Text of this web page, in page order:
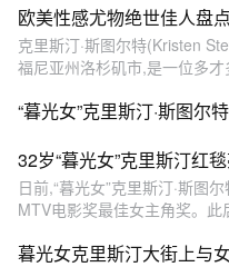
欧美性感尤物绝世佳人盘
克里斯汀·斯图尔特(Kristen
福尼亚州洛杉矶市,是一位多
“暮光女”克里斯汀·斯图尔
32岁“暮光女”克里斯汀红
日前,“暮光女”克里斯汀·斯图
MTV电影奖最佳女主角奖。
暮光女克里斯汀大街上与女